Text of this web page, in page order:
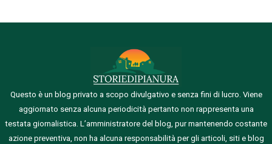
Questo è un blog privato a scopo divulgativo e senza fini di lucro. Viene
aggiornato senza alcuna periodicità pertanto non rappresenta una
testata giornalistica. L’amministratore del blog, pur mantenendo costante
azione preventiva, non ha alcuna responsabilità per gli articoli, siti e blog